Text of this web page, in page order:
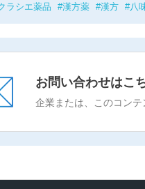
ラシエ薬品 漢方薬 漢方 八
お問い合わせはこ
企業または、このコン